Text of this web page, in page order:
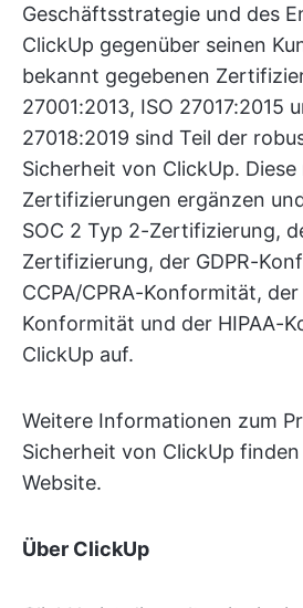
Geschäftsstrategie und des
ClickUp gegenüber seinen
bekannt gegebenen
27001:2013, ISO 27017:2015
27018:2019 sind Teil der
Sicherheit von ClickUp. Diese
Zertifizierungen ergänzen
SOC 2 Typ 2-Zertifizierung,
Zertifizierung, der GDPR-
CCPA/CPRA-Konformität, der
Konformität und der HIPAA-
ClickUp auf.
Weitere Informationen zum
Sicherheit von ClickUp finden
Website.
Über ClickUp